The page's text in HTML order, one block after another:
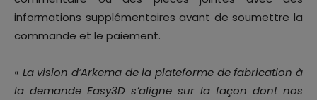
informations supplémentaires avant de soumettre la
commande et le paiement.
« La vision d’Arkema de la plateforme de fabrication à
la demande Easy3D s’aligne sur la façon dont nos